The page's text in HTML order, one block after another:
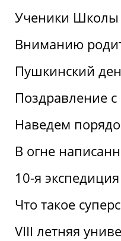
Ученики Школы
Вниманию
Пушкинский
Поздравление
Наведем
В огне
10-я
Что такое
VIII летняя